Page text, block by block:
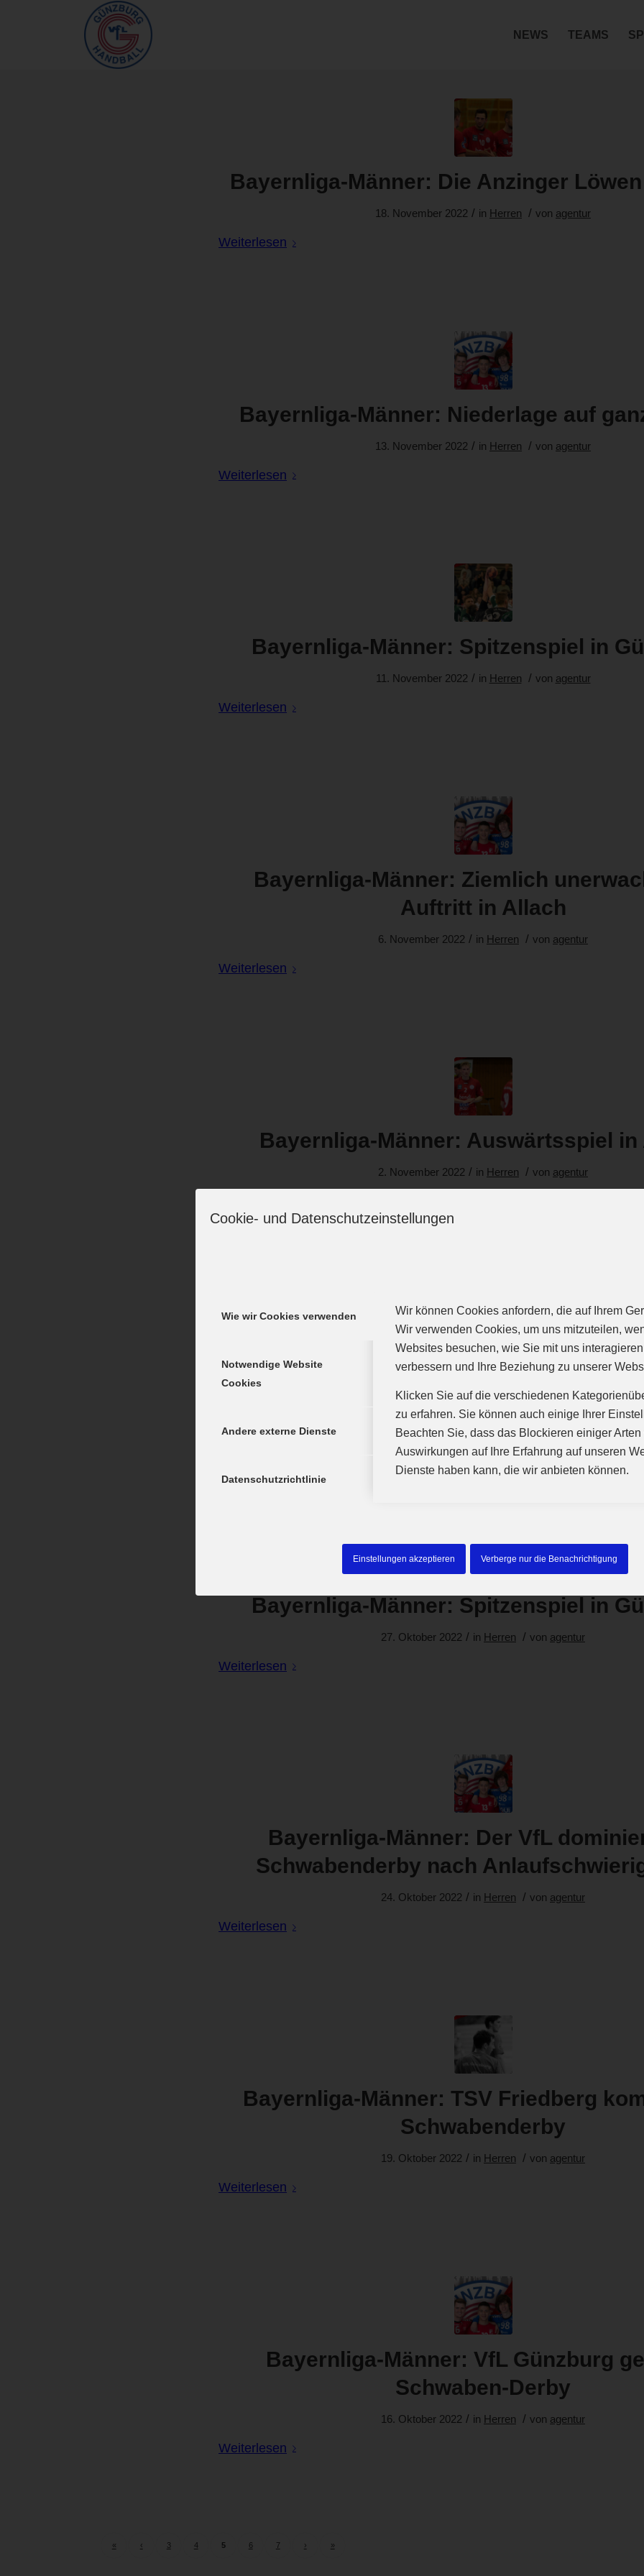
Cookie- und Datenschutzeinstellungen
Wie wir Cookies verwenden
Notwendige Website
Cookies
Andere externe Dienste
Datenschutzrichtlinie
Wir können Cookies anfordern, die auf Ihrem
Wir verwenden Cookies, um uns mitzuteilen,
Websites besuchen, wie Sie mit uns
verbessern und Ihre Beziehung zu unserer
Klicken Sie auf die verschiedenen
zu erfahren. Sie können auch einige Ihrer
Beachten Sie, dass das Blockieren einiger
Auswirkungen auf Ihre Erfahrung auf unseren
Dienste haben kann, die wir anbieten können.
Einstellungen akzeptieren Verberge nur die Benachrichtigung
NEWS TEAMS
Bayernliga-Männer: Die Anzinger
18. November 2022 / in Herren / von agentur
Weiterlesen
Bayernliga-Männer: Niederlage auf
13. November 2022 / in Herren / von agentur
Weiterlesen
Bayernliga-Männer: Spitzenspiel in
11. November 2022 / in Herren / von agentur
Weiterlesen
Bayernliga-Männer: Ziemlich
Auftritt in Allach
6. November 2022 / in Herren / von agentur
Weiterlesen
Bayernliga-Männer: Auswärtsspiel in
2. November 2022 / in Herren / von agentur
Bayernliga-Männer: Handballgala in der
Weiterlesen
Bayernliga-Männer: Spitzenspiel in
27. Oktober 2022 / in Herren / von agentur
Weiterlesen
Bayernliga-Männer: Der VfL
Schwabenderby nach
24. Oktober 2022 / in Herren / von agentur
Weiterlesen
Bayernliga-Männer: TSV Friedberg
Schwabenderby
19. Oktober 2022 / in Herren / von agentur
Weiterlesen
Bayernliga-Männer: VfL Günzburg
Schwaben-Derby
16. Oktober 2022 / in Herren / von agentur
Weiterlesen
« ‹ 3 4 5 6 7 › »